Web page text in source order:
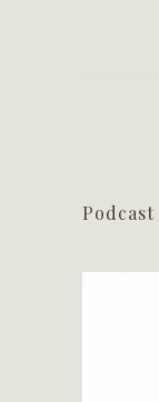
Podcast